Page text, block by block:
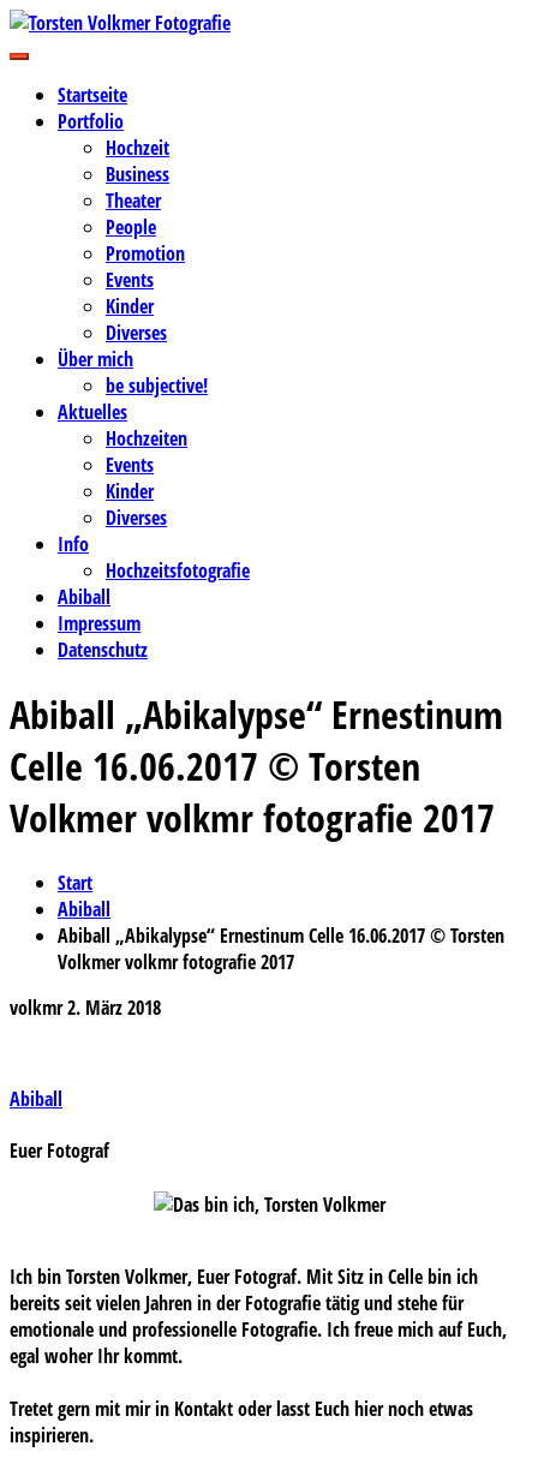
Zum
Inhalt
Torsten Volkmer Fotografie
Business-, Portrait- und Hochzeitsfotografie
Startseite
Portfolio
Hochzeit
Business
Theater
People
Promotion
Events
Kinder
Diverses
Über mich
be subjective!
Aktuelles
Hochzeiten
Events
Kinder
Diverses
Info
Hochzeitsfotografie
Abiball
Impressum
Datenschutz
Abiball „Abikalypse“ Ernestinum
Celle 16.06.2017 © Torsten
Volkmer volkmr fotografie 2017
Start
Abiball
Abiball „Abikalypse“ Ernestinum Celle 16.06.2017 © Torsten
Volkmer volkmr fotografie 2017
volkmr2. März 2018
Beitragsnavigation
Abiball
Euer Fotograf
Ich bin Torsten Volkmer, Euer Fotograf. Mit Sitz in Celle bin ich
bereits seit vielen Jahren in der Fotografie tätig und stehe für
emotionale und professionelle Fotografie. Ich freue mich auf Euch,
egal woher Ihr kommt.
Tretet gern mit mir in Kontakt oder lasst Euch hier noch etwas
inspirieren.